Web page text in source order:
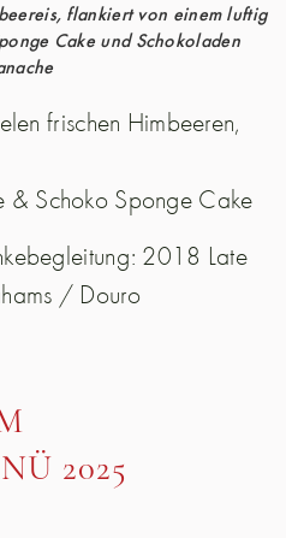
flankiert von einem luftig
Cake und Schokoladen
frischen Himbeeren,
& Schoko Sponge Cake
2018 Late
/ Douro
2025